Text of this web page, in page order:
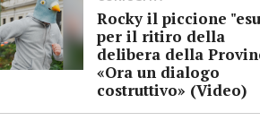
Rocky il piccione
per il ritiro della
delibera della
«Ora un dialogo
costruttivo» (Video)